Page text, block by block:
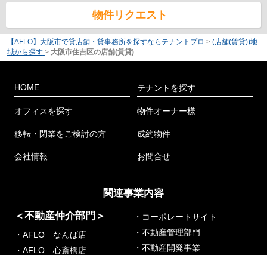
物件リクエスト
【AFLO】大阪市で貸店舗・貸事務所を探すならテナントプロ > (店舗(賃貸))地
域から探す > 大阪市住吉区の店舗(賃貸)
HOME
オフィスを探す
移転・閉業をご検討の方
会社情報
テナントを探す
物件オーナー様
成約物件
お問合せ
関連事業内容
＜不動産仲介部門＞
・AFLO なんば店
・AFLO 心斎橋店
・コーポレートサイト
・不動産管理部門
・不動産開発事業